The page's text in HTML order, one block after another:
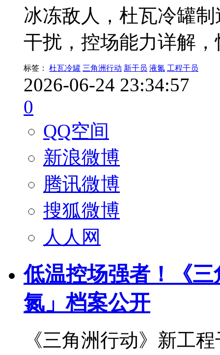
冰冻敌人，杜瓦冷罐
干扰，控场能力详解
标签： 杜瓦冷罐 三角洲行动 新干员 液氮 工程干员
2026-06-24 23:34:57
0
QQ空间
新浪微博
腾讯微博
搜狐微博
人人网
低温控场强者！《
氮」档案公开
《三角洲行动》新工